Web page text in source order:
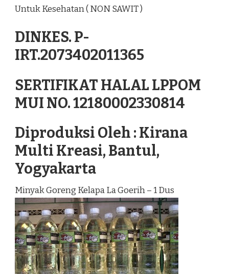
Untuk Kesehatan ( NON SAWIT )
DINKES. P-
IRT.2073402011365
SERTIFIKAT HALAL LPPOM
MUI NO. 12180002330814
Diproduksi Oleh : Kirana
Multi Kreasi, Bantul,
Yogyakarta
Minyak Goreng Kelapa La Goerih – 1 Dus